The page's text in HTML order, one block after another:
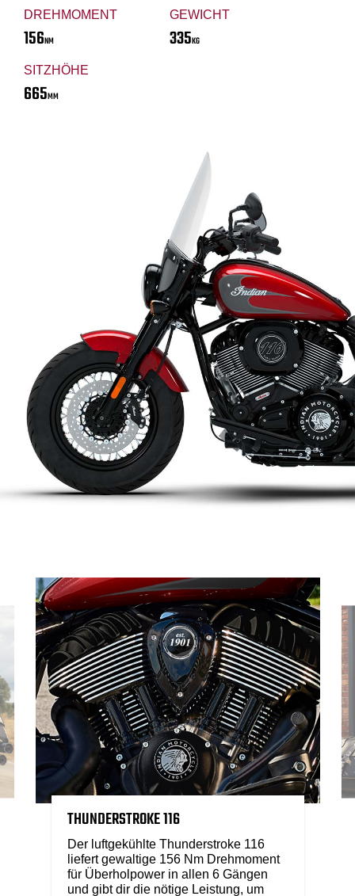
DREHMOMENT
156NM
GEWICHT
335KG
SITZHÖHE
665MM
THUNDERSTROKE 116
Der luftgekühlte Thunderstroke 116
liefert gewaltige 156 Nm Drehmoment
für Überholpower in allen 6 Gängen
und gibt dir die nötige Leistung, um